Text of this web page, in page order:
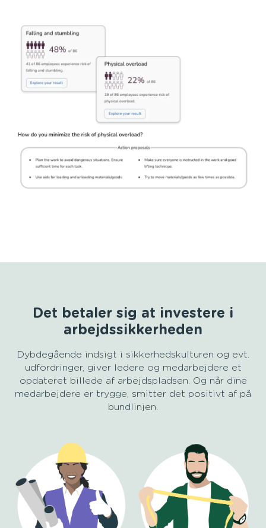
Det betaler sig at investere i
arbejdssikkerheden
Dybdegående indsigt i sikkerhedskulturen og evt.
udfordringer, giver ledere og medarbejdere et
opdateret billede af arbejdspladsen. Og når dine
medarbejdere er trygge, smitter det positivt af på
bundlinjen.